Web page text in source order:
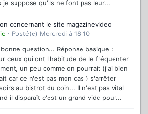
je suppose qu'ils ne font pas leur...
concernant le site magazinevideo
· Posté(e) Mercredi à 18:10
question... Réponse basique :
ceux qui ont l'habitude de le fréquenter
un peu comme on pourrait (j'ai bien
car ce n'est pas mon cas ) s'arrêter
au bistrot du coin... Il n'est pas vital
il disparaît c'est un grand vide pour...